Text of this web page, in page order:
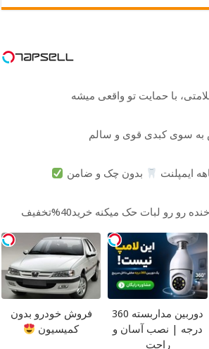
با حمایت تو واقعی میشه
به سوی کبدی قوی و سالم
بدون چک و ضامن
رو رو لبات حک میکنه خرید40%تخفیف
دوربین مداربسته 360
درجه | نصب آسان و
راحت
فروش خودرو بدون
کمیسیون